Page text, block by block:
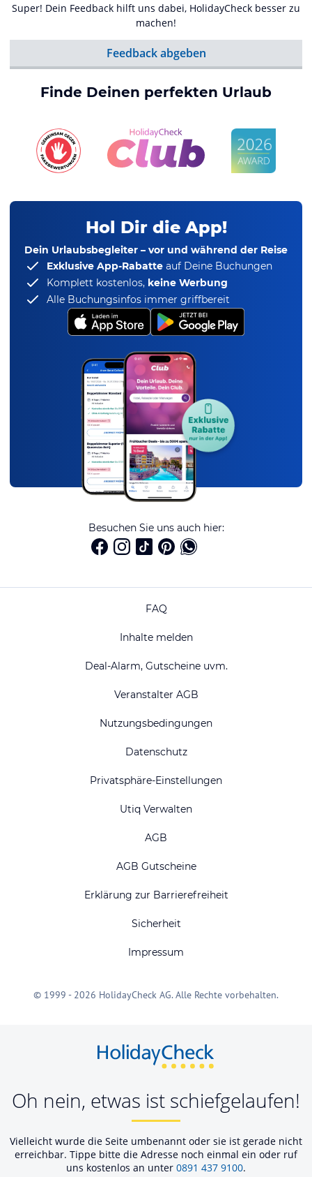
Super! Dein Feedback hilft uns dabei, HolidayCheck besser zu
machen!
Feedback abgeben
Finde Deinen perfekten Urlaub
Hol Dir die App!
Dein Urlaubsbegleiter – vor und während der Reise
Exklusive App-Rabatte auf Deine Buchungen
Komplett kostenlos, keine Werbung
Alle Buchungsinfos immer griffbereit
Besuchen Sie uns auch hier:
FAQ
Inhalte melden
Deal-Alarm, Gutscheine uvm.
Veranstalter AGB
Nutzungsbedingungen
Datenschutz
Privatsphäre-Einstellungen
Utiq Verwalten
AGB
AGB Gutscheine
Erklärung zur Barrierefreiheit
Sicherheit
Impressum
© 1999 - 2026 HolidayCheck AG. Alle Rechte vorbehalten.
Oh nein, etwas ist schiefgelaufen!
Vielleicht wurde die Seite umbenannt oder sie ist gerade nicht
erreichbar. Tippe bitte die Adresse noch einmal ein oder ruf
uns kostenlos an unter 0891 437 9100.